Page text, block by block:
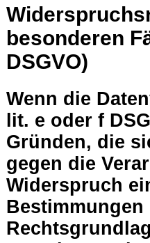
besonderen
DSGVO)
Wenn die
lit. e oder f
Gründen, die
gegen die
Widerspruch